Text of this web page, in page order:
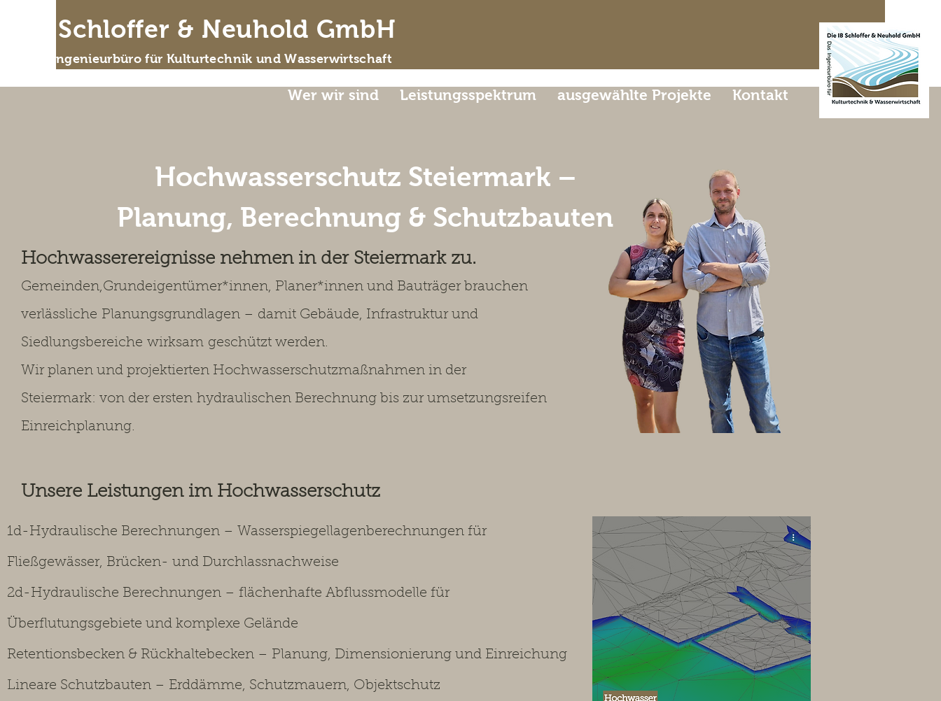
IB Schloffer & Neuhold GmbH
Das Ingenieurbüro für Kulturtechnik und Wasserwirtschaft
Wer wir sind Leistungsspektrum ausgewählte Projekte Kontakt
Hochwasserereignisse nehmen in der Steiermark zu.
Gemeinden,Grundeigentümer*innen, Planer*innen und Bauträger brauchen
verlässliche Planungsgrundlagen – damit Gebäude, Infrastruktur und
Siedlungsbereiche wirksam geschützt werden.
Wir planen und projektierten Hochwasserschutzmaßnahmen in der
Steiermark: von der ersten hydraulischen Berechnung bis zur umsetzungsreifen
Einreichplanung.
Hochwasserschutz Steiermark –
Planung, Berechnung & Schutzbauten
Unsere Leistungen im Hochwasserschutz
1d-Hydraulische Berechnungen – Wasserspiegellagenberechnungen für
Fließgewässer, Brücken- und Durchlassnachweise
2d-Hydraulische Berechnungen – flächenhafte Abflussmodelle für
Überflutungsgebiete und komplexe Gelände
Retentionsbecken & Rückhaltebecken – Planung, Dimensionierung und Einreichung
Lineare Schutzbauten – Erddämme, Schutzmauern, Objektschutz